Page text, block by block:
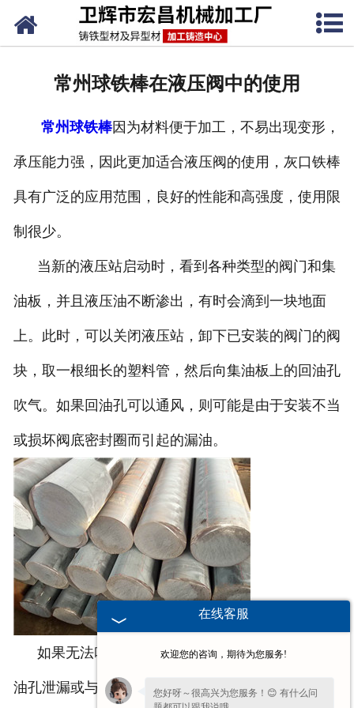
网站首页
联系我们
常州球铁棒在液压阀中的使用
常州球铁棒因为材料便于加工，不易出现变形，
承压能力强，因此更加适合液压阀的使用，灰口铁棒
具有广泛的应用范围，良好的性能和高强度，使用限
制很少。
当新的液压站启动时，看到各种类型的阀门和集
油板，并且液压油不断渗出，有时会滴到一块地面
上。此时，可以关闭液压站，卸下已安装的阀门的阀
块，取一根细长的塑料管，然后向集油板上的回油孔
吹气。如果回油孔可以通风，则可能是由于安装不当
或损坏阀底密封圈而引起的漏油。
如果无法吹气或阻力较大，则是由于集油板的回
油孔泄漏或与阀块的回油孔不匹配引起的。在现场，
在线客服
欢迎您的咨询，期待为您服务!
您好呀～很高兴为您服务！😊 有什么问